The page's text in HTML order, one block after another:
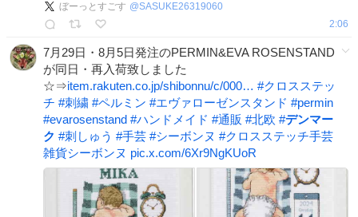
ぼーっとすごす @SASUKE26319060
2:06
7月29日・8月5日発注のPERMIN&EVA ROSENSTAND
が同日・再入荷致しました
☆⇒item.rakuten.co.jp/shibonnu/c/000… #クロスステッ
チ #刺繍 #ペルミン #エヴァローゼンスタンド #permin
#evarosenstand #ハンドメイド #通販 #北欧 #デンマー
ク #刺しゅう #手芸 #シーボンヌ #クロスステッチ手芸
雑貨シーボンヌ pic.x.com/6Xr9NgKUoR